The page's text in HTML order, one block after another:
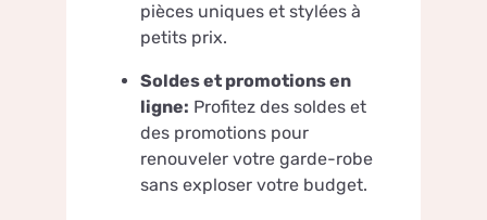
pièces uniques et stylées à
petits prix.
Soldes et promotions en
ligne: Profitez des soldes et
des promotions pour
renouveler votre garde-robe
sans exploser votre budget.